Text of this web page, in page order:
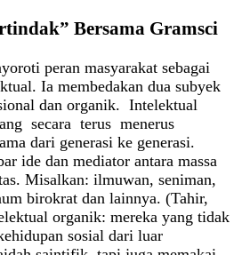
Bersama Gramsci
peran masyarakat sebagai
Ia membedakan dua subyek
dan organik. Intelektual
secara terus menerus
dari generasi ke generasi.
ide dan mediator antara massa
Misalkan: ilmuwan, seniman,
birokrat dan lainnya. (Tahir,
organik: mereka yang tidak
sosial dari luar